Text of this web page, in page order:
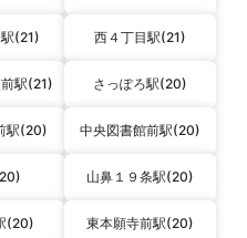
(21) 西４丁目駅(21)
駅(21) さっぽろ駅(20)
駅(20) 中央図書館前駅(20)
山鼻１９条駅(20)
(20) 東本願寺前駅(20)